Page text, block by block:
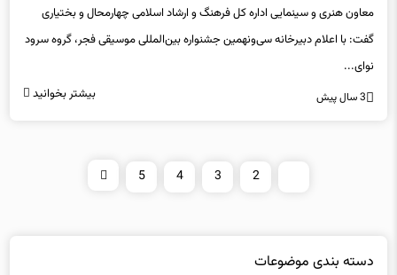
معاون هنری و سینمایی اداره کل فرهنگ و ارشاد اسلامی چهارمحال و بختیاری
گفت: با اعلام دبیرخانه سی‌ونهمین جشنواره بین‌المللی موسیقی فجر، گروه سرود
نوای...
3 سال پیش بیشتر بخوانید
2
3
4
5
دسته بندی موضوعات